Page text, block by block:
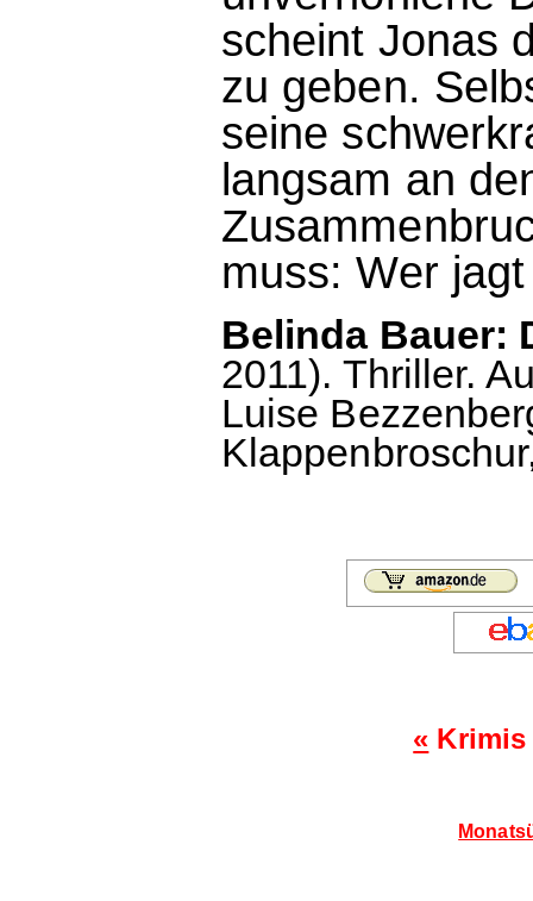
scheint Jonas
zu geben.
seine
langsam an
muss: Wer
Belinda Bauer:
2011). Thriller.
Luise
«